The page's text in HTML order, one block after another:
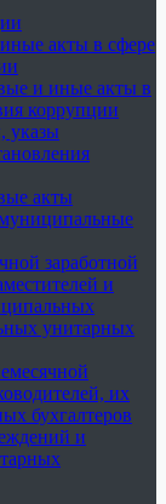
акты в сфере
и иные акты в
коррупции
указы
акты
заработной
и
унитарных
их
бухгалтеров
и